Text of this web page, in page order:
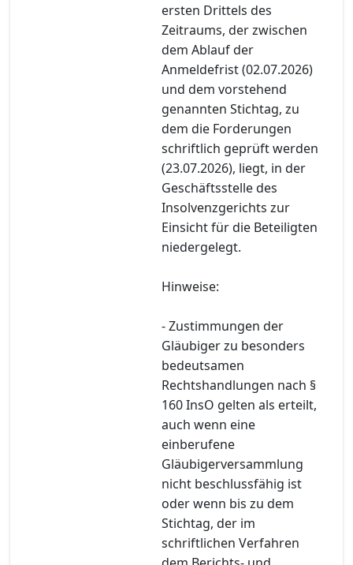
ersten Drittels des
Zeitraums, der zwischen
dem Ablauf der
Anmeldefrist (02.07.2026)
und dem vorstehend
genannten Stichtag, zu
dem die Forderungen
schriftlich geprüft werden
(23.07.2026), liegt, in der
Geschäftsstelle des
Insolvenzgerichts zur
Einsicht für die Beteiligten
niedergelegt.
Hinweise:
- Zustimmungen der
Gläubiger zu besonders
bedeutsamen
Rechtshandlungen nach §
160 InsO gelten als erteilt,
auch wenn eine
einberufene
Gläubigerversammlung
nicht beschlussfähig ist
oder wenn bis zu dem
Stichtag, der im
schriftlichen Verfahren